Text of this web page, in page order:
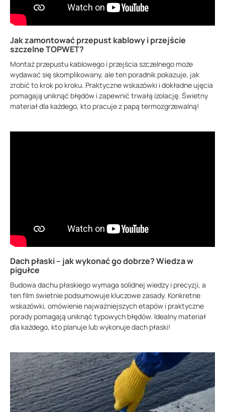
Jak zamontować przepust kablowy i przejście
szczelne TOPWET?
Montaż przepustu kablowego i przejścia szczelnego może
wydawać się skomplikowany, ale ten poradnik pokazuje, jak
zrobić to krok po kroku. Praktyczne wskazówki i dokładne ujęcia
pomagają uniknąć błędów i zapewnić trwałą izolację. Świetny
materiał dla każdego, kto pracuje z papą termozgrzewalną!
Dach płaski – jak wykonać go dobrze? Wiedza w
pigułce
Budowa dachu płaskiego wymaga solidnej wiedzy i precyzji, a
ten film świetnie podsumowuje kluczowe zasady. Konkretne
wskazówki, omówienie najważniejszych etapów i praktyczne
porady pomagają uniknąć typowych błędów. Idealny materiał
dla każdego, kto planuje lub wykonuje dach płaski!